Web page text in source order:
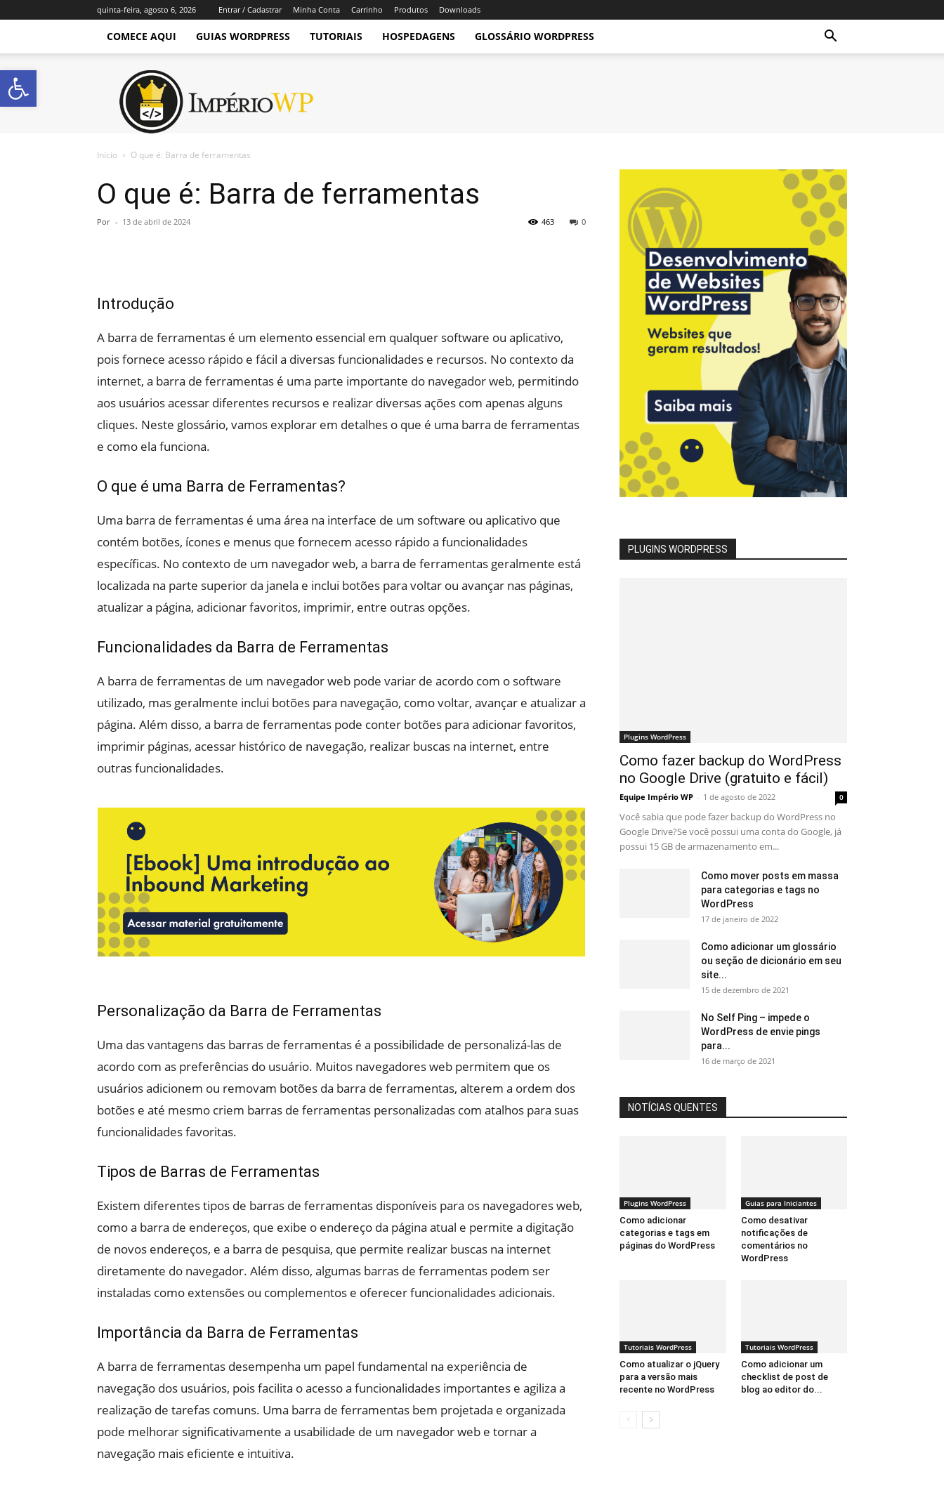
quinta-feira, agosto 6, 2026 Entrar / Cadastrar Minha Conta Carrinho Produtos Downloads
COMECE AQUI GUIAS WORDPRESS TUTORIAIS HOSPEDAGENS GLOSSÁRIO WORDPRESS
Império
WordPress
Início O que é: Barra de ferramentas
O que é: Barra de ferramentas
Por - 13 de abril de 2024 0
463
Introdução
A barra de ferramentas é um elemento essencial em qualquer software ou aplicativo,
pois fornece acesso rápido e fácil a diversas funcionalidades e recursos. No contexto da
internet, a barra de ferramentas é uma parte importante do navegador web, permitindo
aos usuários acessar diferentes recursos e realizar diversas ações com apenas alguns
cliques. Neste glossário, vamos explorar em detalhes o que é uma barra de ferramentas
e como ela funciona.
O que é uma Barra de Ferramentas?
Uma barra de ferramentas é uma área na interface de um software ou aplicativo que
contém botões, ícones e menus que fornecem acesso rápido a funcionalidades
específicas. No contexto de um navegador web, a barra de ferramentas geralmente está
localizada na parte superior da janela e inclui botões para voltar ou avançar nas páginas,
atualizar a página, adicionar favoritos, imprimir, entre outras opções.
Funcionalidades da Barra de Ferramentas
A barra de ferramentas de um navegador web pode variar de acordo com o software
utilizado, mas geralmente inclui botões para navegação, como voltar, avançar e atualizar a
página. Além disso, a barra de ferramentas pode conter botões para adicionar favoritos,
imprimir páginas, acessar histórico de navegação, realizar buscas na internet, entre
outras funcionalidades.
Personalização da Barra de Ferramentas
Uma das vantagens das barras de ferramentas é a possibilidade de personalizá-las de
acordo com as preferências do usuário. Muitos navegadores web permitem que os
usuários adicionem ou removam botões da barra de ferramentas, alterem a ordem dos
botões e até mesmo criem barras de ferramentas personalizadas com atalhos para suas
funcionalidades favoritas.
Tipos de Barras de Ferramentas
Existem diferentes tipos de barras de ferramentas disponíveis para os navegadores web,
como a barra de endereços, que exibe o endereço da página atual e permite a digitação
de novos endereços, e a barra de pesquisa, que permite realizar buscas na internet
diretamente do navegador. Além disso, algumas barras de ferramentas podem ser
instaladas como extensões ou complementos e oferecer funcionalidades adicionais.
Importância da Barra de Ferramentas
A barra de ferramentas desempenha um papel fundamental na experiência de
navegação dos usuários, pois facilita o acesso a funcionalidades importantes e agiliza a
realização de tarefas comuns. Uma barra de ferramentas bem projetada e organizada
pode melhorar significativamente a usabilidade de um navegador web e tornar a
navegação mais eficiente e intuitiva.
PLUGINS WORDPRESS
Plugins WordPress
Como fazer backup do WordPress
no Google Drive (gratuito e fácil)
Equipe Império WP - 1 de agosto de 2022 0
Você sabia que pode fazer backup do WordPress no
Google Drive?Se você possui uma conta do Google, já
possui 15 GB de armazenamento em...
Como mover posts em massa
para categorias e tags no
WordPress
17 de janeiro de 2022
Como adicionar um glossário
ou seção de dicionário em seu
site...
15 de dezembro de 2021
No Self Ping – impede o
WordPress de envie pings
para...
16 de março de 2021
NOTÍCIAS QUENTES
Plugins WordPress
Como adicionar
categorias e tags em
páginas do WordPress
Guias para Iniciantes
Como desativar
notificações de
comentários no
WordPress
Tutoriais WordPress
Como atualizar o jQuery
para a versão mais
recente no WordPress
Tutoriais WordPress
Como adicionar um
checklist de post de
blog ao editor do...
Abrir a barra de ferramentas